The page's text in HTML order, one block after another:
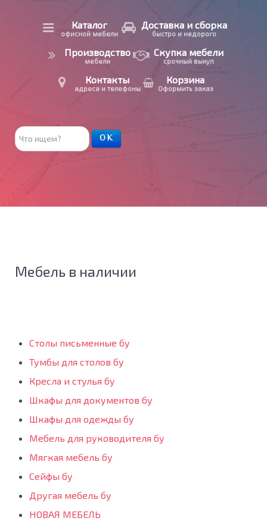
Каталог
офисной мебели
Доставка и сборка
быстро и недорого
Производство
мебели
Скупка мебели
срочный выкуп
Контакты
адреса и телефоны
Корзина
Оформить заказ
Поиск
товара
ОК
Мебель в наличии
Столы письменные бу
Тумбы для столов бу
Кресла и стулья бу
Шкафы для документов бу
Шкафы для одежды бу
Мебель для руководителя бу
Мягкая мебель бу
Сейфы бу
Другая мебель бу
НОВАЯ МЕБЕЛЬ